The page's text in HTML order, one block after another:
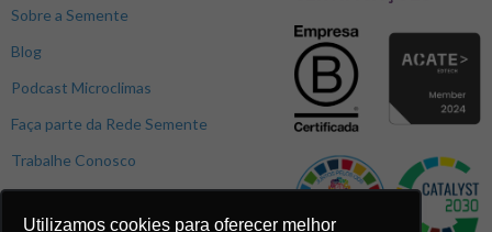
Utilizamos cookies para oferecer melhor
Sobre a Semente
Blog
Podcast Microclimas
Faça parte da Rede Semente
Trabalhe Conosco